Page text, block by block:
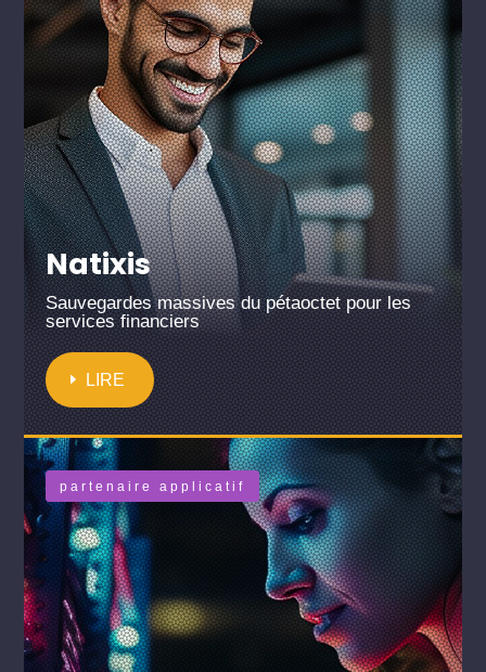
Natixis
Sauvegardes massives du pétaoctet pour les
services financiers
LIRE
partenaire applicatif